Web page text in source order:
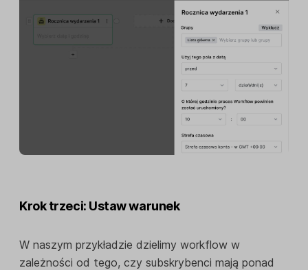
Krok trzeci: Ustaw warunek
W naszym przykładzie dzielimy workflow w
zależności od tego, czy subskrybenci mają ponad